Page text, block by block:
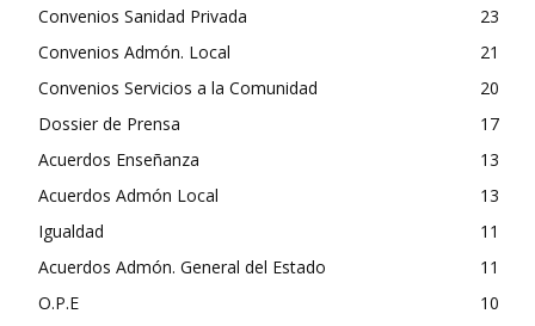
Convenios Sanidad Privada
23
Convenios Admón. Local
21
Convenios Servicios a la Comunidad
20
Dossier de Prensa
17
Acuerdos Enseñanza
13
Acuerdos Admón Local
13
Igualdad
11
Acuerdos Admón. General del Estado
11
O.P.E
10